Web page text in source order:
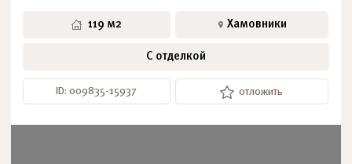
119 м2 Хамовники
С отделкой
ID: 009835-15937 отложить